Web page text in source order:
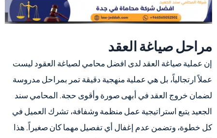
مراحل صياغة العقد
إن عملية صياغة العقد لدى افضل محامي لصياغة العقود ليست
عملاً ارتجالياً، بل هي عملية منهجية دقيقة تمر بمراحل مدروسة
لضمان خروج العقد في أبهى صورة وأقوى حجة. المحامي سند
الجعيد يتبع استراتيجية عمل منظمة وشفافة، تشرك العميل في
كل خطوة، وتضمن عدم إغفال أي تفصيل مهما كان صغيراً. هذا